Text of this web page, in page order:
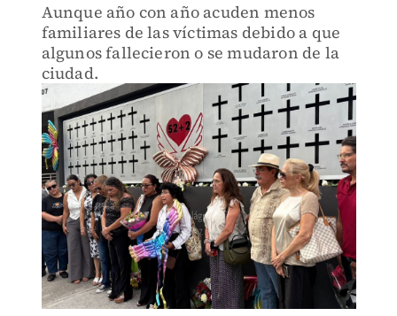
Aunque año con año acuden menos
familiares de las víctimas debido a que
algunos fallecieron o se mudaron de la
ciudad.